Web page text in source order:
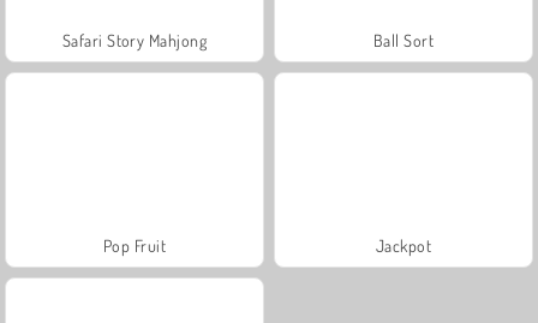
Safari Story Mahjong Ball Sort
Pop Fruit Jackpot